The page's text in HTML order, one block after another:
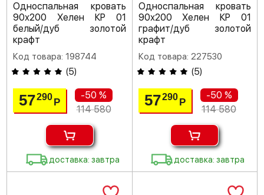
Односпальная кровать
90х200 Хелен КР 01
белый/дуб золотой
крафт
Код товара: 198744
(5)
57290Р
-50 %
114 580
доставка: завтра
Односпальная кровать
90х200 Хелен КР 01
графит/дуб золотой
крафт
Код товара: 227530
(5)
57290 Р
-50 %
114 580
доставка: завтра